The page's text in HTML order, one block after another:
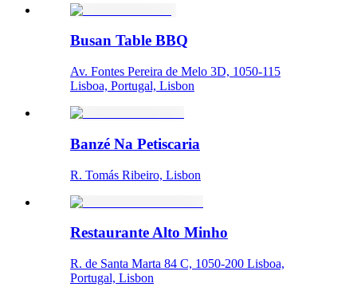
Busan Table BBQ
Av. Fontes Pereira de Melo 3D, 1050-115
Lisboa, Portugal, Lisbon
Banzé Na Petiscaria
R. Tomás Ribeiro, Lisbon
Restaurante Alto Minho
R. de Santa Marta 84 C, 1050-200 Lisboa,
Portugal, Lisbon